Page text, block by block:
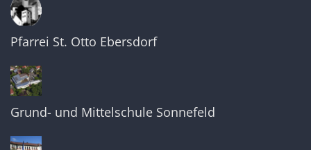
Pfarrei St. Otto Ebersdorf
Grund- und Mittelschule Sonnefeld